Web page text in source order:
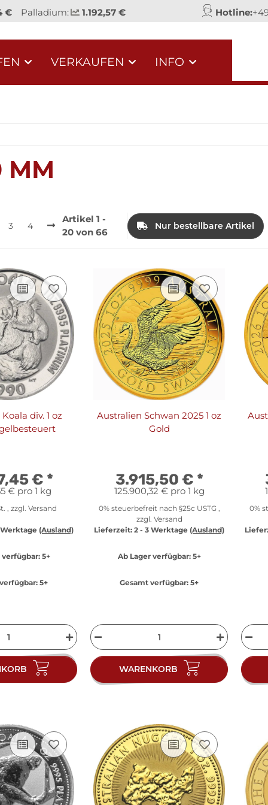
€ Palladium: 1.192,57 € Hotline:
VERKAUFEN INFO
MM
Nur bestellbare Artikel
Artikel 1 -
20 von 66
3 4
div. 1 oz
€ *
€ pro 1 kg
, zzgl. Versand
Werktage (Ausland)
verfügbar:5+
5+
Australien Schwan 2025 1 oz
Gold
3.915,50 € *
125.900,32 € pro 1 kg
0% steuerbefreit nach §25c USTG ,
zzgl. Versand
Lieferzeit: 2 - 3 Werktage (Ausland)
Ab Lager verfügbar:5+
Gesamt verfügbar: 5+
WARENKORB
0%